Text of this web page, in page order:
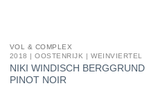
VOL & COMPLEX
2018 | OOSTENRIJK | WEINVIERTEL
NIKI WINDISCH BERGGRUND
PINOT NOIR